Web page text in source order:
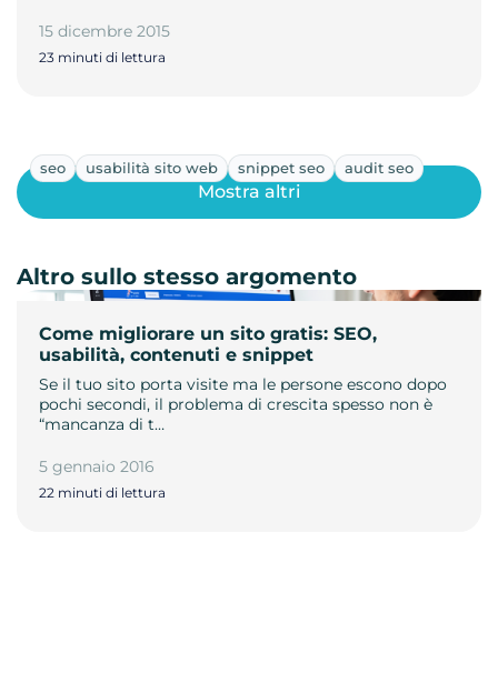
15 dicembre 2015
23 minuti di lettura
seo usabilità sito web snippet seo audit seo
Come migliorare un sito gratis: SEO,
usabilità, contenuti e snippet
Se il tuo sito porta visite ma le persone escono dopo
pochi secondi, il problema di crescita spesso non è
“mancanza di t…
5 gennaio 2016
22 minuti di lettura
Mostra altri
Altro sullo stesso argomento